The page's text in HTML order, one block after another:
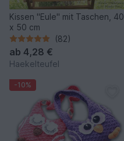
Kissen "Eule" mit Taschen, 40
x 50 cm
(82)
ab 4,28 €
Haekelteufel
-10%